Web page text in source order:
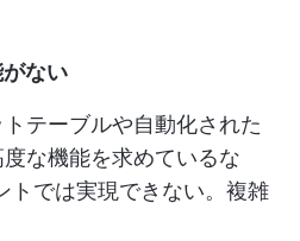
ない
テーブルや自動化された
な機能を求めているな
トでは実現できない。複雑